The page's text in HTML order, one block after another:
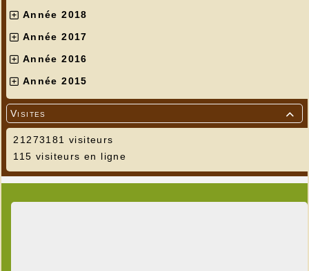
Année 2018
Année 2017
Année 2016
Année 2015

Visites
21273181 visiteurs
115 visiteurs en ligne